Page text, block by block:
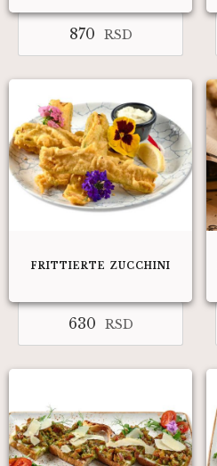
870 RSD
FRITTIERTE ZUCCHINI
630 RSD